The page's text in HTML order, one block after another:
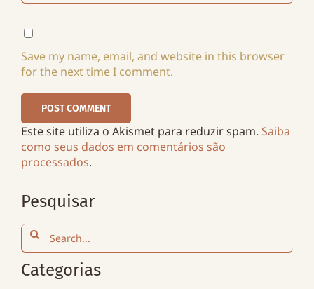
Save my name, email, and website in this browser
for the next time I comment.
Este site utiliza o Akismet para reduzir spam. Saiba
como seus dados em comentários são
processados.
Pesquisar
Search
for:
Categorias